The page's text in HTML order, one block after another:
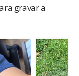
gravar a